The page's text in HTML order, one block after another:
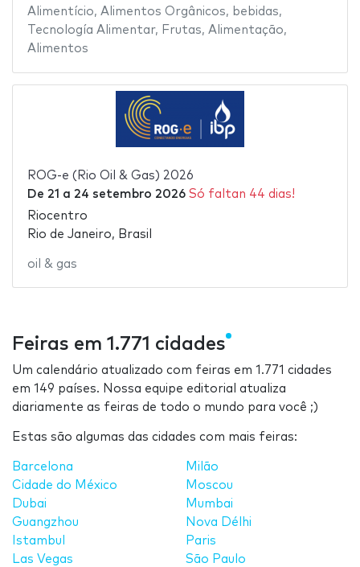
Alimentício, Alimentos Orgânicos, bebidas,
Tecnología Alimentar, Frutas, Alimentação,
Alimentos
ROG-e (Rio Oil & Gas) 2026
De 21 a 24 setembro 2026 Só faltan 44 dias!
Riocentro
Rio de Janeiro, Brasil
oil & gas
Feiras em 1.771 cidades
Um calendário atualizado com feiras em 1.771 cidades
em 149 países. Nossa equipe editorial atualiza
diariamente as feiras de todo o mundo para você ;)
Estas são algumas das cidades com mais feiras:
Barcelona
Cidade do México
Dubai
Guangzhou
Istambul
Las Vegas
Milão
Moscou
Mumbai
Nova Délhi
Paris
São Paulo